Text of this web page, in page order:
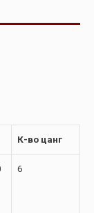
К-во цанг
6